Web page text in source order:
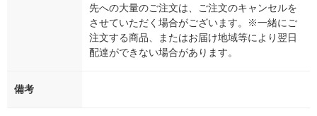
先への大量のご注文は、ご注文のキャンセルを
させていただく場合がございます。※一緒にご
注文する商品、またはお届け地域等により翌日
配達ができない場合があります。
備考